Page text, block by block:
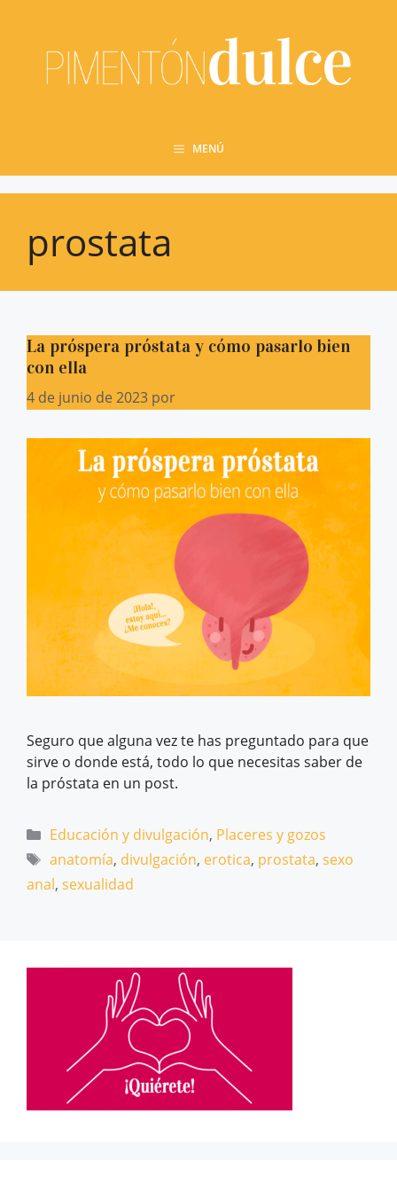
contenido
MENÚ
prostata
La próspera próstata y cómo pasarlo bien
con ella
4 de junio de 2023 por
Seguro que alguna vez te has preguntado para que
sirve o donde está, todo lo que necesitas saber de
la próstata en un post.
Categorías
Educación y divulgación, Placeres y gozos
Etiquetas
anatomía, divulgación, erotica, prostata, sexo
anal, sexualidad